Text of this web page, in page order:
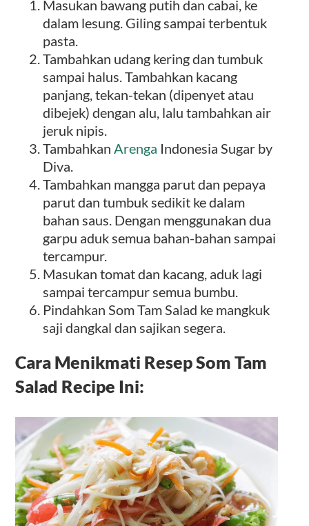
Masukan bawang putih dan cabai, ke
dalam lesung. Giling sampai terbentuk
pasta.
Tambahkan udang kering dan tumbuk
sampai halus. Tambahkan kacang
panjang, tekan-tekan (dipenyet atau
dibejek) dengan alu, lalu tambahkan air
jeruk nipis.
TambahkanArenga Indonesia Sugar by
Diva.
Tambahkan mangga parut dan pepaya
parut dan tumbuk sedikit ke dalam
bahan saus. Dengan menggunakan dua
garpu aduk semua bahan-bahan sampai
tercampur.
Masukan tomat dan kacang, aduk lagi
sampai tercampur semua bumbu.
Pindahkan Som Tam Salad ke mangkuk
saji dangkal dan sajikan segera.
Cara Menikmati Resep Som Tam
Salad Recipe Ini: